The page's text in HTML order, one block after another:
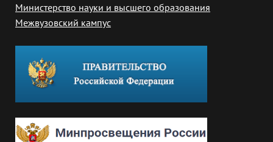
Министерство науки и высшего образования
Межвузовский кампус